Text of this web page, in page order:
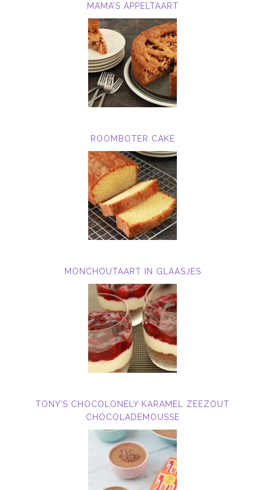
MAMA’S APPELTAART
ROOMBOTER CAKE
MONCHOUTAART IN GLAASJES
TONY’S CHOCOLONELY KARAMEL ZEEZOUT
CHOCOLADEMOUSSE